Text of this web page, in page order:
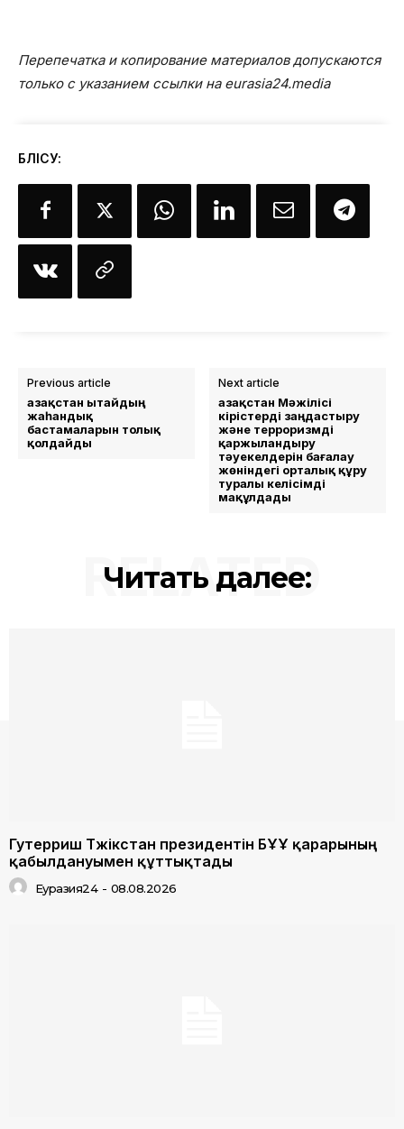
Перепечатка и копирование материалов допускаются
только с указанием ссылки на eurasia24.media
БӨЛІСУ:
Previous article
Қазақстан Қытайдың
жаһандық
бастамаларын толық
қолдайды
Next article
Қазақстан Мәжілісі
кірістерді заңдастыру
және терроризмді
қаржыландыру
тәуекелдерін бағалау
жөніндегі орталық құру
туралы келісімді
мақұлдады
Читать далее:
RELATED
Гутерриш Тәжікстан президентін БҰҰ қарарының
қабылдануымен құттықтады
Еуразия24 - 08.08.2026